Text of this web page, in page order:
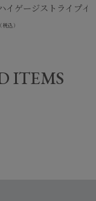
イゲージストライプイ
（税込）
ITEMS